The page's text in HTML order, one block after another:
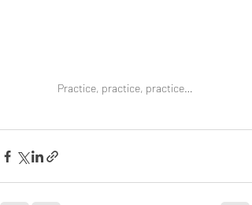
Practice, practice, practice…